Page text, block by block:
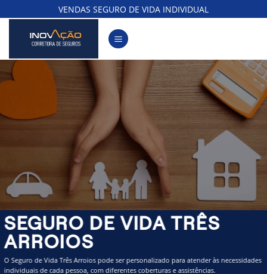
to
content
VENDAS SEGURO DE VIDA INDIVIDUAL
SEGURO DE VIDA TRÊS
ARROIOS
O Seguro de Vida Três Arroios pode ser personalizado para atender às necessidades
individuais de cada pessoa, com diferentes coberturas e assistências.